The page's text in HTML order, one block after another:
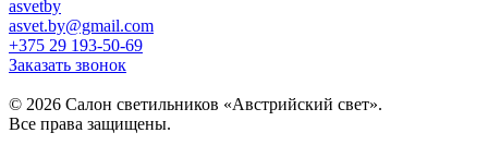
asvetby
asvet.by@gmail.com
+375 29 193-50-69
Заказать звонок
© 2026 Салон светильников «Австрийский свет».
Все права защищены.